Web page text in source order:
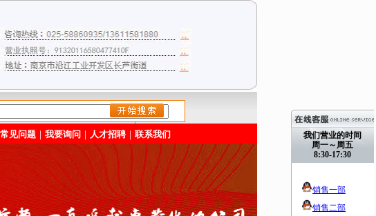
我们营业的时间
周一～周五
8:30-17:30
销售一部
销售二部
/>
常见问题｜ 我要询问 ｜ 人才招聘｜ 联系我们